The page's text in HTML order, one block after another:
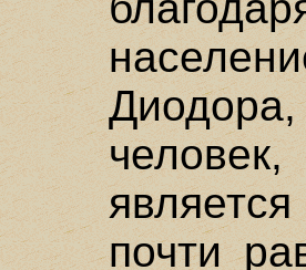
почти